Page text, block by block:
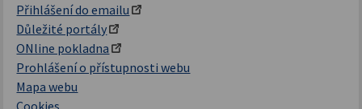
Přihlášení do emailu
Důležité portály
ONline pokladna
Prohlášení o přístupnosti webu
Mapa webu
Cookies